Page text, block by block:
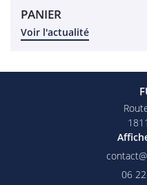
Avis
PANIER
Voir l'actualité
06